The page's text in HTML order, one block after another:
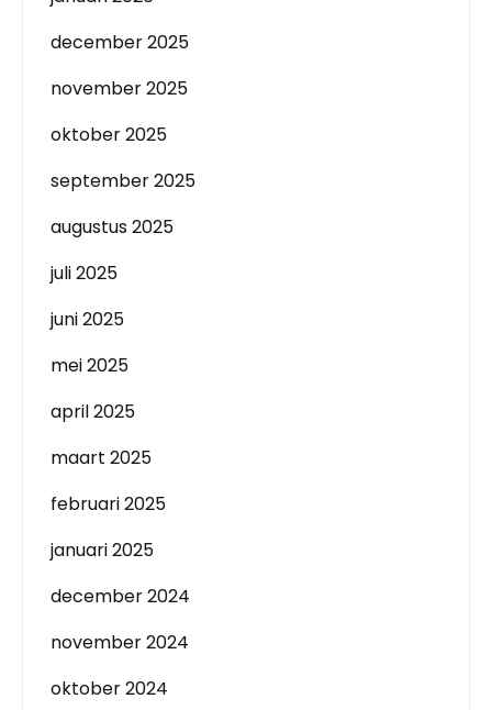
december 2025
november 2025
oktober 2025
september 2025
augustus 2025
juli 2025
juni 2025
mei 2025
april 2025
maart 2025
februari 2025
januari 2025
december 2024
november 2024
oktober 2024